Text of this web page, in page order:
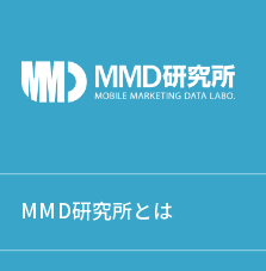
MMD研究所とは